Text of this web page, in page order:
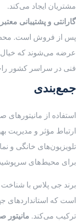
مشتریان ایجاد می‌کند.
گارانتی و پشتیبانی
پس از فروش است.
عرضه می‌شوند که خیال
فنی در سراسر کشور
جمع‌بندی
استفاده از
ارتباط مؤثر و مدیریت
تلویزیون‌های خانگی و
برای محیط‌های
برند جی پلاس با شناخت
است که استانداردهای
ترکیب می‌کند. مانیتور